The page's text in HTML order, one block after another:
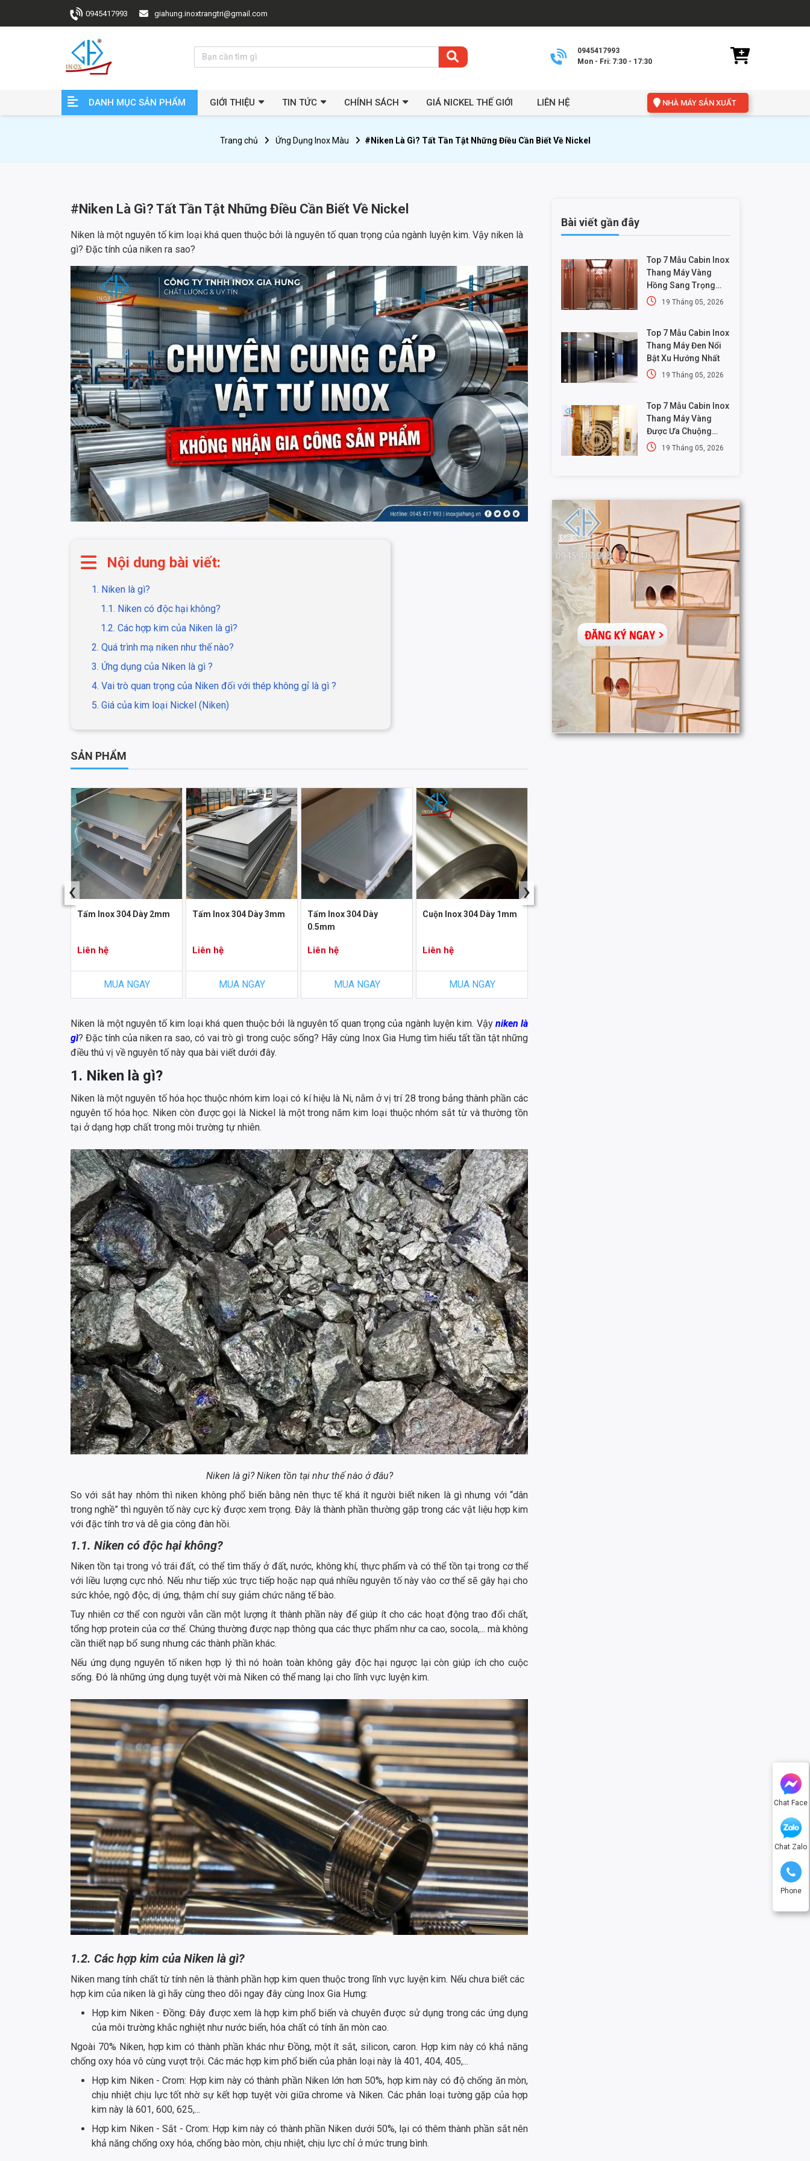
0945417993 giahung.inoxtrangtri@gmail.com
0945417993
Mon - Fri: 7:30 - 17:30
DANH MỤC SẢN PHẨM GIỚI THIỆU TIN TỨC CHÍNH SÁCH GIÁ NICKEL THẾ GIỚI LIÊN HỆ NHÀ MÁY SẢN XUẤT
Chat Face
Chat Zalo
Phone
Trang chủ Ứng Dụng Inox Màu #Niken Là Gì? Tất Tần Tật Những Điều Cần Biết Về Nickel
#Niken Là Gì? Tất Tần Tật Những Điều Cần Biết Về Nickel
Niken là một nguyên tố kim loại khá quen thuộc bởi là nguyên tố quan trọng của ngành luyện kim. Vậy niken là
gì? Đặc tính của niken ra sao?
Nội dung bài viết:
1. Niken là gì?
1.1. Niken có độc hại không?
1.2. Các hợp kim của Niken là gì?
2. Quá trình mạ niken như thế nào?
3. Ứng dụng của Niken là gì ?
4. Vai trò quan trọng của Niken đối với thép không gỉ là gì ?
5. Giá của kim loại Nickel (Niken)
SẢN PHẨM
Tấm Inox 304 Dày 2mm
Liên hệ
MUA NGAY
Tấm Inox 304 Dày 3mm
Liên hệ
MUA NGAY
Tấm Inox 304 Dày
0.5mm
Liên hệ
MUA NGAY
Cuộn Inox 304 Dày 1mm
Liên hệ
MUA NGAY
‹ ›
Niken là một nguyên tố kim loại khá quen thuộc bởi là nguyên tố quan trọng của ngành luyện kim. Vậy niken là
gì? Đặc tính của niken ra sao, có vai trò gì trong cuộc sống? Hãy cùng Inox Gia Hưng tìm hiểu tất tần tật những
điều thú vị về nguyên tố này qua bài viết dưới đây.
1. Niken là gì?
Niken là một nguyên tố hóa học thuộc nhóm kim loại có kí hiệu là Ni, nằm ở vị trí 28 trong bảng thành phần các
nguyên tố hóa học. Niken còn được gọi là Nickel là một trong năm kim loại thuộc nhóm sắt từ và thường tồn
tại ở dạng hợp chất trong môi trường tự nhiên.
Niken là gì? Niken tồn tại như thế nào ở đâu?
So với sắt hay nhôm thì niken không phổ biến bằng nên thực tế khá ít người biết niken là gì nhưng với “dân
trong nghề” thì nguyên tố này cực kỳ được xem trọng. Đây là thành phần thường gặp trong các vật liệu hợp kim
với đặc tính trơ và dễ gia công đàn hồi.
1.1. Niken có độc hại không?
Niken tồn tại trong vỏ trái đất, có thể tìm thấy ở đất, nước, không khí, thực phẩm và có thể tồn tại trong cơ thể
với liều lượng cực nhỏ. Nếu như tiếp xúc trực tiếp hoặc nạp quá nhiều nguyên tố này vào cơ thể sẽ gây hại cho
sức khỏe, ngộ độc, dị ứng, thậm chí suy giảm chức năng tế bào.
Tuy nhiên cơ thể con người vẫn cần một lượng ít thành phần này để giúp ít cho các hoạt động trao đổi chất,
tổng hợp protein của cơ thể. Chúng thường được nạp thông qua các thực phẩm như ca cao, socola,... mà không
cần thiết nạp bổ sung nhưng các thành phần khác.
Nếu ứng dụng nguyên tố niken hợp lý thì nó hoàn toàn không gây độc hại ngược lại còn giúp ích cho cuộc
sống. Đó là những ứng dụng tuyệt vời mà Niken có thể mang lại cho lĩnh vực luyện kim.
1.2. Các hợp kim của Niken là gì?
Niken mang tính chất từ tính nên là thành phần hợp kim quen thuộc trong lĩnh vực luyện kim. Nếu chưa biết các
hợp kim của niken là gì hãy cùng theo dõi ngay đây cùng Inox Gia Hưng:
Hợp kim Niken - Đồng: Đây được xem là hợp kim phổ biến và chuyên được sử dụng trong các ứng dụng
của môi trường khắc nghiệt như nước biển, hóa chất có tính ăn mòn cao.
Ngoài 70% Niken, hợp kim có thành phần khác như Đồng, một ít sắt, silicon, caron. Hợp kim này có khả năng
chống oxy hóa vô cùng vượt trội. Các mác hợp kim phổ biến của phân loại này là 401, 404, 405,...
Hợp kim Niken - Crom: Hợp kim này có thành phần Niken lớn hơn 50%, hợp kim này có độ chống ăn mòn,
chịu nhiệt chịu lực tốt nhờ sự kết hợp tuyệt vời giữa chrome và Niken. Các phân loại tường gặp của hợp
kim này là 601, 600, 625,...
Hợp kim Niken - Sắt - Crom: Hợp kim này có thành phần Niken dưới 50%, lại có thêm thành phần sắt nên
khả năng chống oxy hóa, chống bào mòn, chịu nhiệt, chịu lực chỉ ở mức trung bình.
Bài viết gần đây
Top 7 Mẫu Cabin Inox
Thang Máy Vàng
Hồng Sang Trọng
Nhất19 Tháng 05, 2026
Top 7 Mẫu Cabin Inox
Thang Máy Đen Nổi
Bật Xu Hướng Nhất
19 Tháng 05, 2026
Top 7 Mẫu Cabin Inox
Thang Máy Vàng
Được Ưa Chuộng
Nhất19 Tháng 05, 2026